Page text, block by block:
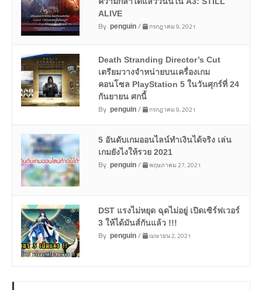
ALIVE
By penguin/ กรกฎาคม 9, 2021
Death Stranding Director’s Cut
เตรียมวางจำหน่ายบนเครื่องเกม
คอนโซล PlayStation 5 ในวันศุกร์ที่ 24
กันยายน ศกนี้
By penguin/ กรกฎาคม 9, 2021
5 อันดับเกมออนไลน์ทำเงินได้จริง เล่น
เกมยังไงให้รวย 2021
By penguin/ พฤษภาคม 27, 2021
DST แรงไม่หยุด ฉุดไม่อยู่ เปิดเซิร์ฟเวอร์
3 ให้ได้มันส์กันแล้ว !!!
By penguin/ เมษายน 2, 2021